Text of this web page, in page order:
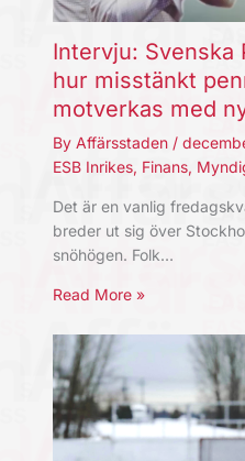
Intervju: Svenska
hur misstänkt
motverkas med
By Affärsstaden /
ESB Inrikes, Finans,
Det är en vanlig
breder ut sig över
snöhögen. Folk…
Read More »